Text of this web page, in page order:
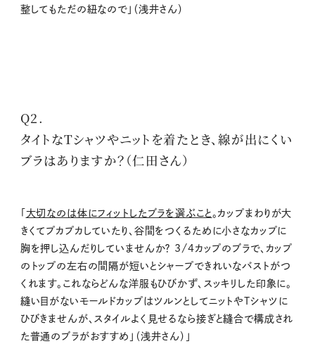
整してもただの紐なので」（浅井さん）
Q2.
タイトなTシャツやニットを着たとき、線が出にくい
ブラはありますか？（仁田さん）
大切なのは体にフィットしたブラを選ぶこと 。カップまわりが大
きくてプカプカしていたり、谷間をつくるために小さなカップに
胸を押し込んだりしていませんか？ 3/4カップのブラで、カップ
のトップの左右の間隔が短いとシャープできれいなバストがつ
くれます。これならどんな洋服もひびかず、スッキリした印象に。
縫い目がないモールドカップはツルンとしてニットや T シャツに
ひびきませんが、スタイルよく見せるなら接ぎと縫合で構成され
た普通のブラがおすすめ」（浅井さん）」